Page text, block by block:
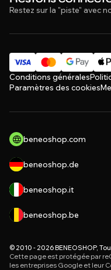
Restez sur la "piste" avec
Conditions générales
Paramètres des cookies
beneoshop.com
beneoshop.de
beneoshop.it
beneoshop.be
© 2010 - 2026 BENEOSHOP,
Cette page est protégée par
les entreprises Google et leur